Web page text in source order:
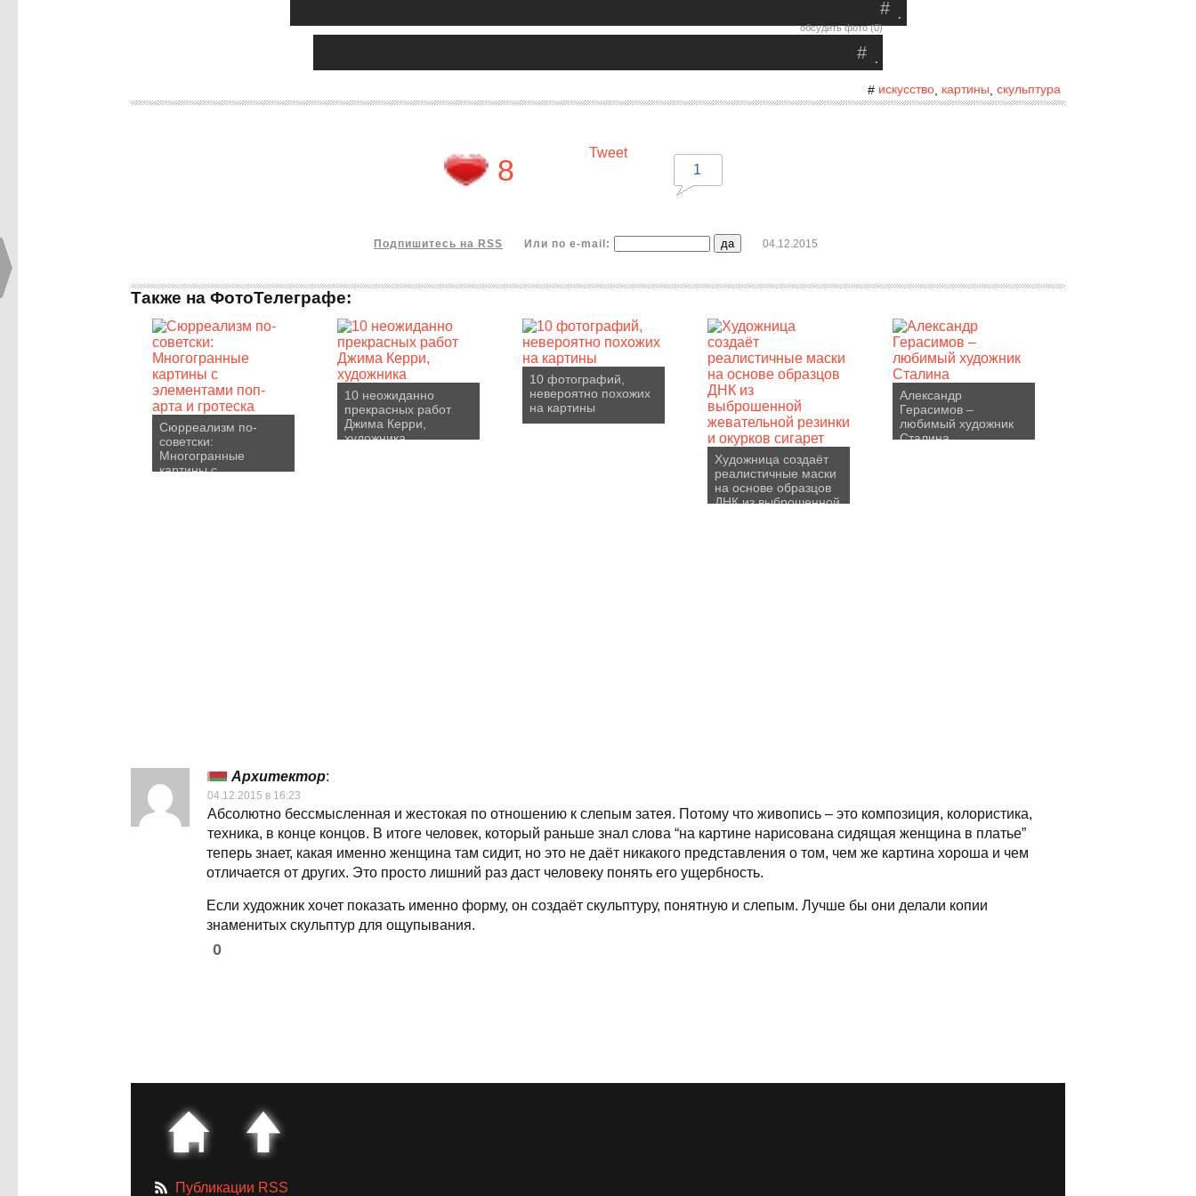
.
#
обсудить фото (0)
.
#
# искусство картины скульптура
8
Tweet
1
Подпишитесь на RSS Или по e-mail: 04.12.2015
Также на ФотоТелеграфе:
Сюрреализм по-
советски:
Многогранные
картины с
10 неожиданно
прекрасных работ
Джима Керри,
художника
10 фотографий,
невероятно похожих
на картины
Художница создаёт
реалистичные маски
на основе образцов
ДНК из выброшенной
Александр
Герасимов –
любимый художник
Сталина
Архитектор:
04.12.2015 в 16:23
Абсолютно бессмысленная и жестокая по отношению к слепым затея. Потому что живопись – это композиция, колористика,
техника, в конце концов. В итоге человек, который раньше знал слова “на картине нарисована сидящая женщина в платье”
теперь знает, какая именно женщина там сидит, но это не даёт никакого представления о том, чем же картина хороша и чем
отличается от других. Это просто лишний раз даст человеку понять его ущербность.
Если художник хочет показать именно форму, он создаёт скульптуру, понятную и слепым. Лучше бы они делали копии
знаменитых скульптур для ощупывания.
0
Публикации RSS